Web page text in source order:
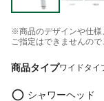
※商品のデザインや仕様
ご指定はできませんので
商品タイプワイドタ
シャワーヘッド